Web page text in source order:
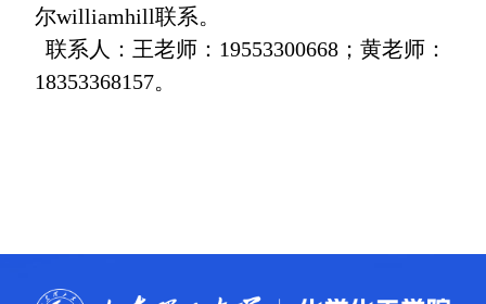
尔williamhill联系。
联系人：王老师：19553300668；黄老师：
18353368157。